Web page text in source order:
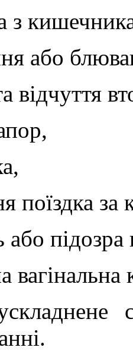
з
або
відчуття
поїздка за
або підозра
вагінальна